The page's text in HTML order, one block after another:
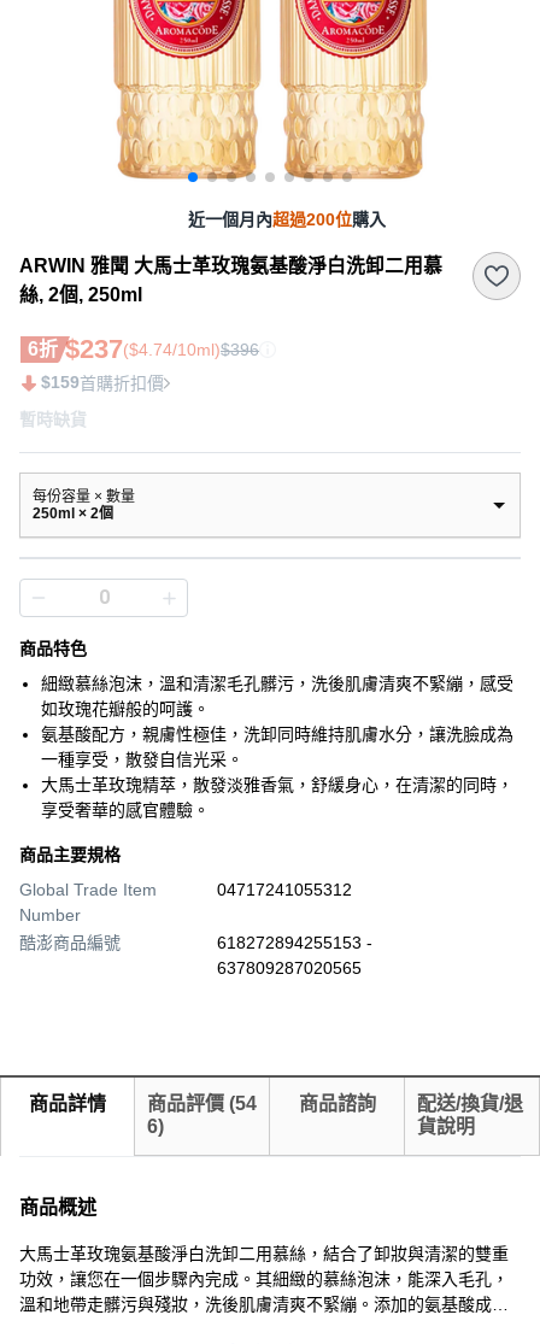
近一個月內超過200位購入
ARWIN 雅聞 大馬士革玫瑰氨基酸淨白洗卸二用慕
絲, 2個, 250ml
6折 $237($4.74/10ml)$396
$159首購折扣價
暫時缺貨
每份容量 × 數量
250ml × 2個
商品特色
細緻慕絲泡沫，溫和清潔毛孔髒污，洗後肌膚清爽不緊繃，感受
如玫瑰花瓣般的呵護。
氨基酸配方，親膚性極佳，洗卸同時維持肌膚水分，讓洗臉成為
一種享受，散發自信光采。
大馬士革玫瑰精萃，散發淡雅香氣，舒緩身心，在清潔的同時，
享受奢華的感官體驗。
商品主要規格
Global Trade Item
Number
04717241055312
酷澎商品編號
618272894255153 -
637809287020565
商品詳情 商品評價 (54
6)
商品諮詢
配送/換貨/退
貨說明
商品概述
大馬士革玫瑰氨基酸淨白洗卸二用慕絲，結合了卸妝與清潔的雙重
功效，讓您在一個步驟內完成。其細緻的慕絲泡沫，能深入毛孔，
溫和地帶走髒污與殘妝，洗後肌膚清爽不緊繃。添加的氨基酸成